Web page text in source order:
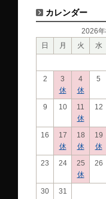
カレンダー
2026年
日
月 火 水
2
3
休
4
休
5
9 10
11
休
12
16
17
休
18
休
19
休
23 24
25
休
26
30 31